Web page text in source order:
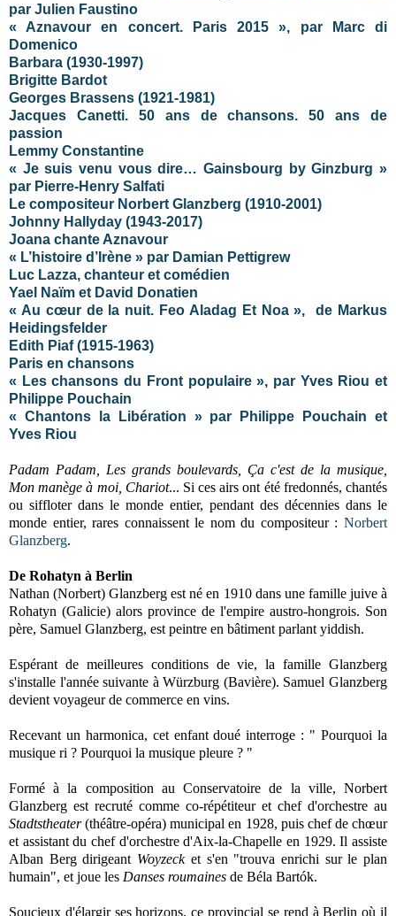
par Julien Faustino
« Aznavour en concert. Paris 2015 », par Marc di
Domenico
Barbara (1930-1997)
Brigitte Bardot
Georges Brassens (1921-1981)
Jacques Canetti. 50 ans de chansons. 50 ans de
passion
Lemmy Constantine
« Je suis venu vous dire… Gainsbourg by Ginzburg »
par Pierre-Henry Salfati
Le compositeur Norbert Glanzberg (1910-2001)
Johnny Hallyday (1943-2017)
Joana chante Aznavour
« L’histoire d’Irène » par Damian Pettigrew
Luc Lazza, chanteur et comédien
Yael Naïm et David Donatien
« Au cœur de la nuit. Feo Aladag Et Noa », de Markus
Heidingsfelder
Edith Piaf (1915-1963)
Paris en chansons
« Les chansons du Front populaire », par Yves Riou et
Philippe Pouchain
« Chantons la Libération » par Philippe Pouchain et
Yves Riou
Padam Padam, Les grands boulevards, Ça c'est de la musique,
Mon manège à moi, Chariot... Si ces airs ont été fredonnés, chantés
ou siffloter dans le monde entier, pendant des décennies dans le
monde entier, rares connaissent le nom du compositeur : Norbert
Glanzberg.
De Rohatyn à Berlin
Nathan (Norbert) Glanzberg est né en 1910 dans une famille juive à
Rohatyn (Galicie) alors province de l'empire austro-hongrois. Son
père, Samuel Glanzberg, est peintre en bâtiment parlant yiddish.
Espérant de meilleures conditions de vie, la famille Glanzberg
s'installe l'année suivante à Würzburg (Bavière). Samuel Glanzberg
devient voyageur de commerce en vins.
Recevant un harmonica, cet enfant doué interroge : " Pourquoi la
musique ri ? Pourquoi la musique pleure ? "
Formé à la composition au Conservatoire de la ville, Norbert
Glanzberg est recruté comme co-répétiteur et chef d'orchestre au
Stadtstheater(théâtre-opéra) municipal en 1928, puis chef de chœur
et assistant du chef d'orchestre d'Aix-la-Chapelle en 1929. Il assiste
Alban Berg dirigeant Woyzeck et s'en "trouva enrichi sur le plan
humain", et joue les Danses roumaines de Béla Bartók.
Soucieux d'élargir ses horizons, ce provincial se rend à Berlin où il